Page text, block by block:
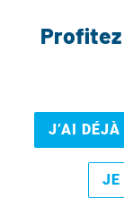
J’AI
JE